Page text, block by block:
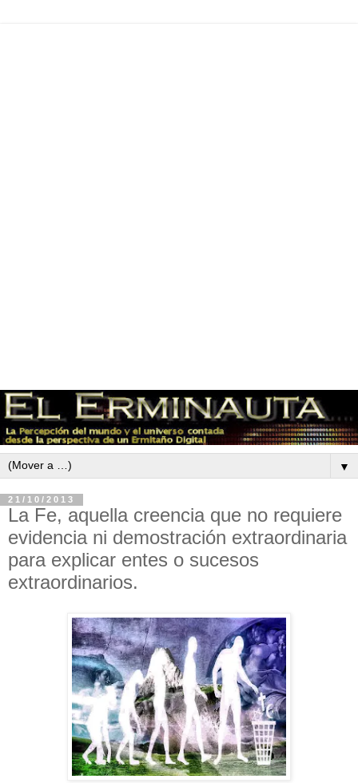
▼
21/10/2013
La Fe, aquella creencia que no requiere
evidencia ni demostración extraordinaria
para explicar entes o sucesos
extraordinarios.